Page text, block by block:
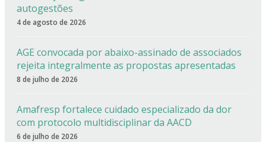
autogestões
4 de agosto de 2026
AGE convocada por abaixo-assinado de associados
rejeita integralmente as propostas apresentadas
8 de julho de 2026
Amafresp fortalece cuidado especializado da dor
com protocolo multidisciplinar da AACD
6 de julho de 2026